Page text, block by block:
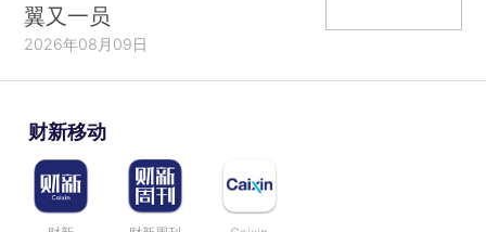
翼又一员
2026年08月09日
财新移动